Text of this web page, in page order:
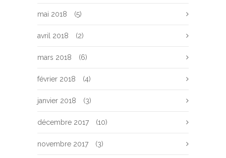
mai 2018 (5)
avril 2018 (2)
mars 2018 (6)
février 2018 (4)
janvier 2018 (3)
décembre 2017 (10)
novembre 2017 (3)